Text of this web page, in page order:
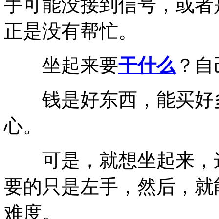
手可能没接到信号，或
正是没有帮忙。
坐起来要干什么 ？
钱是好东西，能买好
心。
可是，就想坐起来，
要的只是左手，然后，
难度。